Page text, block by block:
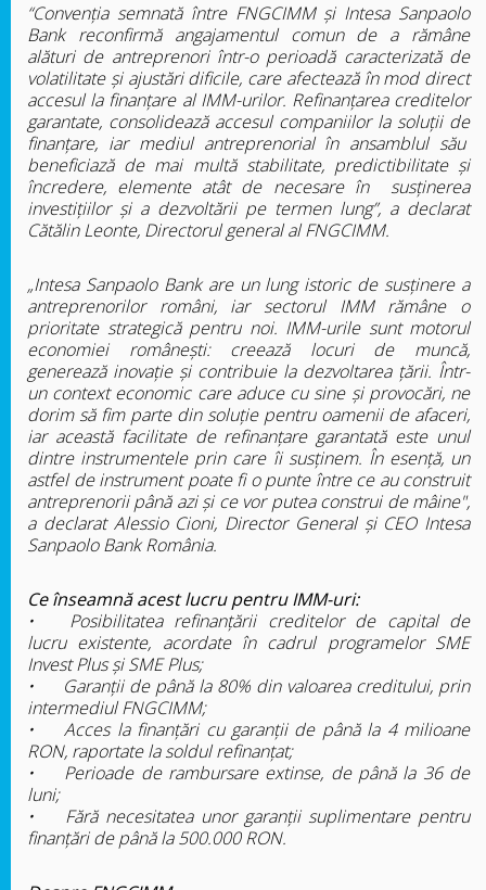
“Convenția semnată între FNGCIMM și Intesa Sanpaolo
Bank reconfirmă angajamentul comun de a rămâne
alături de antreprenori într-o perioadă caracterizată de
volatilitate și ajustări dificile, care afectează în mod direct
accesul la finanțare al IMM-urilor. Refinanțarea creditelor
garantate, consolidează accesul companiilor la soluții de
finanțare, iar mediul antreprenorial în ansamblul său
beneficiază de mai multă stabilitate, predictibilitate și
încredere, elemente atât de necesare în susținerea
investițiilor și a dezvoltării pe termen lung”, a declarat
Cătălin Leonte, Directorul general al FNGCIMM.
„Intesa Sanpaolo Bank are un lung istoric de susținere a
antreprenorilor români, iar sectorul IMM rămâne o
prioritate strategică pentru noi. IMM-urile sunt motorul
economiei românești: creează locuri de muncă,
generează inovație și contribuie la dezvoltarea țării. Într-
un context economic care aduce cu sine și provocări, ne
dorim să fim parte din soluție pentru oamenii de afaceri,
iar această facilitate de refinanțare garantată este unul
dintre instrumentele prin care îi susținem. În esență, un
astfel de instrument poate fi o punte între ce au construit
antreprenorii până azi și ce vor putea construi de mâine",
a declarat Alessio Cioni, Director General și CEO Intesa
Sanpaolo Bank România.
Ce înseamnă acest lucru pentru IMM-uri:
•
Posibilitatea refinanțării creditelor de capital de
lucru existente, acordate în cadrul programelor SME
Invest Plus și SME Plus;
•
Garanții de până la 80% din valoarea creditului, prin
intermediul FNGCIMM;
•
Acces la finanțări cu garanții de până la 4 milioane
RON, raportate la soldul refinanțat;
•
Perioade de rambursare extinse, de până la 36 de
luni;
•
Fără necesitatea unor garanții suplimentare pentru
finanțări de până la 500.000 RON.